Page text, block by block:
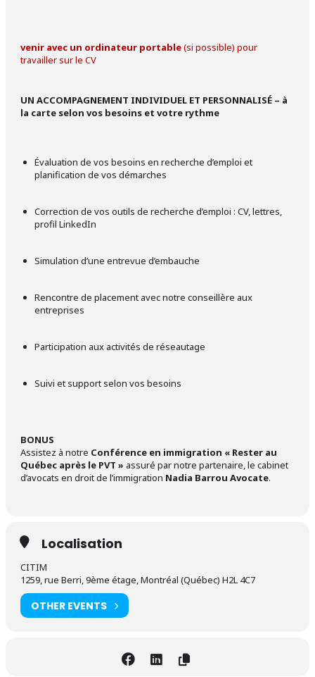
venir avec un ordinateur portable(si possible) pour
travailler sur le CV
UN ACCOMPAGNEMENT INDIVIDUEL ET PERSONNALISÉ – à
la carte selon vos besoins et votre rythme
Évaluation de vos besoins en recherche d’emploi et
planification de vos démarches
Correction de vos outils de recherche d’emploi : CV, lettres,
profil LinkedIn
Simulation d’une entrevue d’embauche
Rencontre de placement avec notre conseillère aux
entreprises
Participation aux activités de réseautage
Suivi et support selon vos besoins
BONUS
Assistez à notre Conférence en immigration « Rester au
Québec après le PVT » assuré par notre partenaire, le cabinet
d’avocats en droit de l’immigration Nadia Barrou Avocate.
Localisation
CITIM
1259, rue Berri, 9ème étage, Montréal (Québec) H2L 4C7
OTHER EVENTS